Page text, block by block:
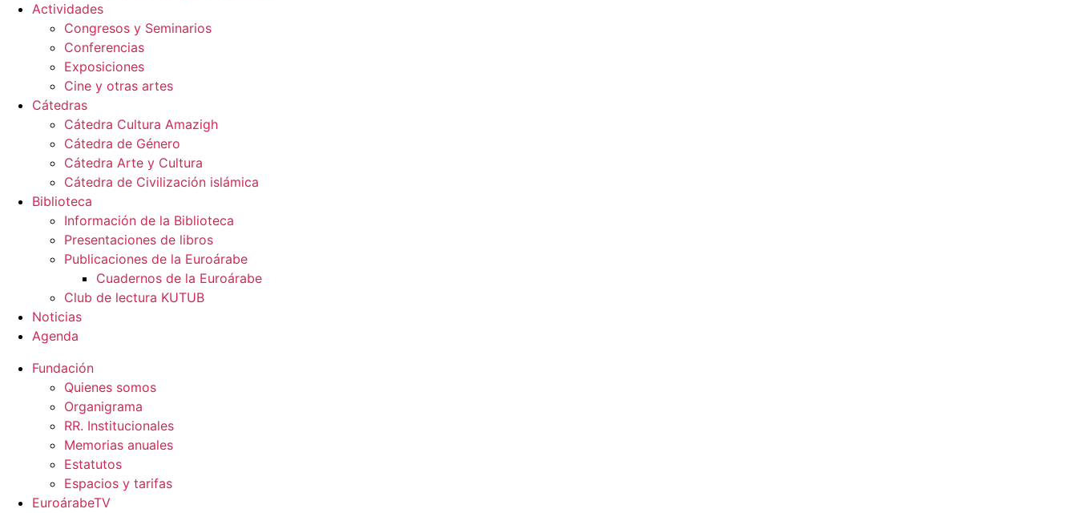
Actividades
Congresos y Seminarios
Conferencias
Exposiciones
Cine y otras artes
Cátedras
Cátedra Cultura Amazigh
Cátedra de Género
Cátedra Arte y Cultura
Cátedra de Civilización islámica
Biblioteca
Información de la Biblioteca
Presentaciones de libros
Publicaciones de la Euroárabe
Cuadernos de la Euroárabe
Club de lectura KUTUB
Noticias
Agenda
Fundación
Quienes somos
Organigrama
RR. Institucionales
Memorias anuales
Estatutos
Espacios y tarifas
EuroárabeTV